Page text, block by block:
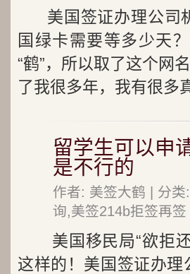
美国签证办理公司
国绿卡需要等多少天
“鹤”，所以取了这个
了我很多年，我有很多
留学生可以申
是不行的
作者: 美签大鹤 | 分类:
询,美签214b拒签再签
美国移民局“欲拒
这样的！美国签证办